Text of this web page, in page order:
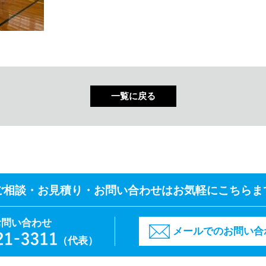
一覧に戻る
相談・お見積り・ お問い合わせはお気軽にこちらま
い合わせ
（代表）
メールでのお問い